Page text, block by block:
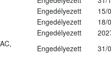
Engedélyezett
15/
Engedélyezett
18/
Engedélyezett
Engedélyezett
31/